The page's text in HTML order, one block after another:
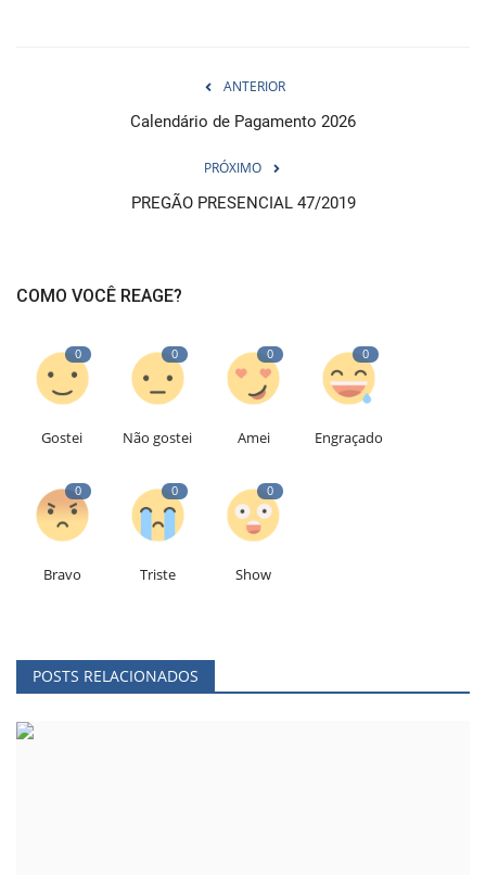
ANTERIOR
Calendário de Pagamento 2026
PRÓXIMO
PREGÃO PRESENCIAL 47/2019
COMO VOCÊ REAGE?
0
Gostei
0
Não gostei
0
Amei
0
Engraçado
0
Bravo
0
Triste
0
Show
POSTS RELACIONADOS